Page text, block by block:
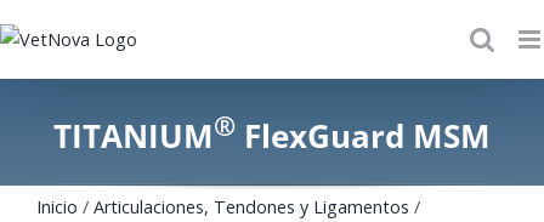
al
contenido
TITANIUM® FlexGuard MSM
Inicio / Articulaciones, Tendones y Ligamentos /